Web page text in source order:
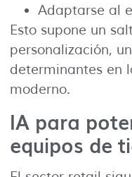
Adaptarse al
Esto supone un
personalización,
determinantes en
moderno.
IA para
equipos de